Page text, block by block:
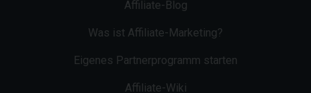
Affiliate-Blog
Was ist Affiliate-Marketing?
Eigenes Partnerprogramm starten
Affiliate-Wiki